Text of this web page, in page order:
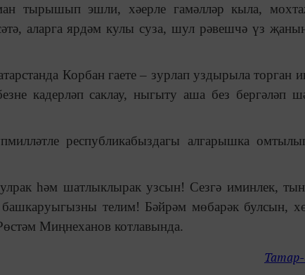
тырышып эшли, хәерле гамәлләр кыла,
аларга ярдәм кулы суза, шул рәвешчә үз
Корбан гаете – зурлап уздырыла торган
кадерләп саклау, ныгыту аша без бергәләп
республикабыздагы алгарышка
һәм шатлыклырак узсын! Сезгә иминлек,
телим! Бәйрәм мөбарәк булсын,
Миңнеханов котлавында.